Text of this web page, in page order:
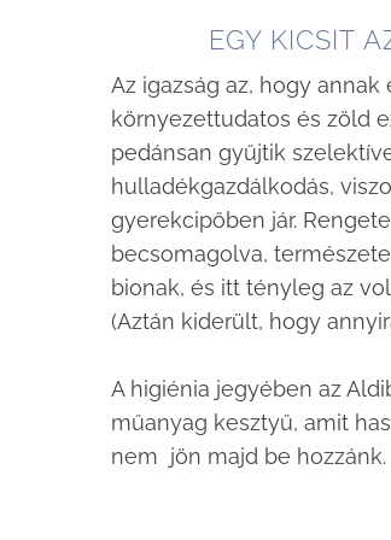
EGY KICSIT
Az igazság az, hogy
környezettudatos és zöld
pedánsan gyűjtik
hulladékgazdálkodás,
gyerekcipőben jár.
becsomagolva,
bionak, és itt tényleg az
(Aztán kiderült, hogy
A higiénia jegyében az
műanyag kesztyű, amit
nem jön majd be hozzánk.